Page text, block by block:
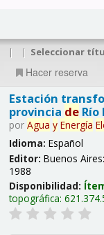
| | Seleccionar
Hacer reserva
Estación
provincia deRío
por Agua y Energía
Idioma: Español
Editor: Buenos Aires:
1988
Disponibilidad:
topográfica: